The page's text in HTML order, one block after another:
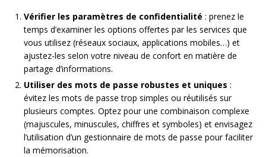
Vérifier les paramètres de confidentialité : prenez le
temps d’examiner les options offertes par les services que
vous utilisez (réseaux sociaux, applications mobiles…) et
ajustez-les selon votre niveau de confort en matière de
partage d’informations.
Utiliser des mots de passe robustes et uniques :
évitez les mots de passe trop simples ou réutilisés sur
plusieurs comptes. Optez pour une combinaison complexe
(majuscules, minuscules, chiffres et symboles) et envisagez
l’utilisation d’un gestionnaire de mots de passe pour faciliter
la mémorisation.